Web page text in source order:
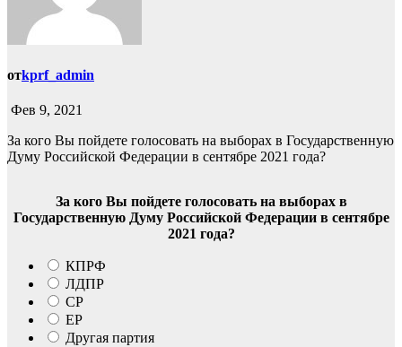
отkprf_admin
Фев 9, 2021
За кого Вы пойдете голосовать на выборах в Государственную
Думу Российской Федерации в сентябре 2021 года?
За кого Вы пойдете голосовать на выборах в
Государственную Думу Российской Федерации в сентябре
2021 года?
КПРФ
ЛДПР
СР
ЕР
Другая партия